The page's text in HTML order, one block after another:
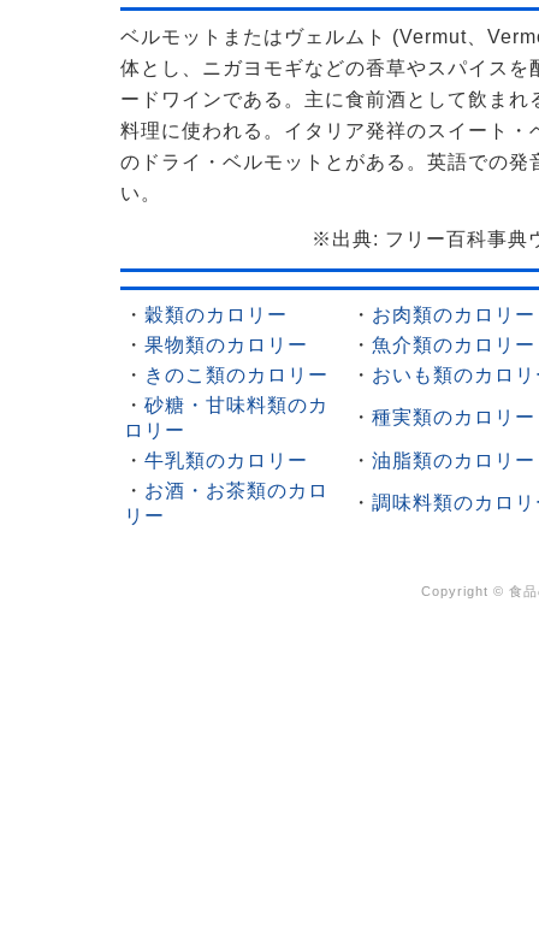
ベルモットまたはヴェルムト (Vermut、
体とし、ニガヨモギなどの香草やスパイスを
ードワインである。主に食前酒として飲ま
料理に使われる。イタリア発祥のスイート・
のドライ・ベルモットとがある。英語での発
い。
※出典: フリー百科事典
・ 穀類のカロリー ・ お肉類のカロリー
・ 果物類のカロリー ・ 魚介類のカロリー
・ きのこ類のカロリー ・ おいも類のカロリ
・ 砂糖・甘味料類のカ
ロリー
・ 種実類のカロリー
・ 牛乳類のカロリー ・ 油脂類のカロリー
・ お酒・お茶類のカロ
リー
・ 調味料類のカロリ
Copyright © 食